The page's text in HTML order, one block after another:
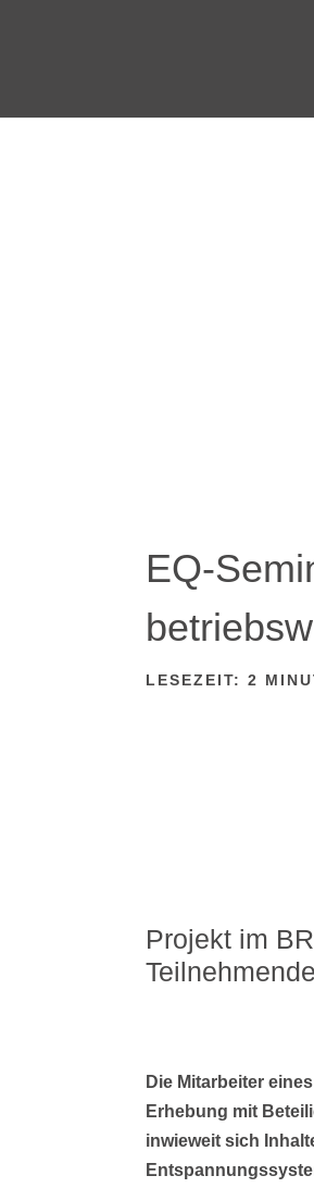
EQ-
LESEZEIT: 2
Projekt im
Die Mitarbeiter
Erhebung mit
inwieweit sich